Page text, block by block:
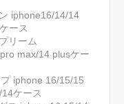
iphone16/14/14
ース
リーム
max/14 plusケー
iphone 16/15/15
ケース